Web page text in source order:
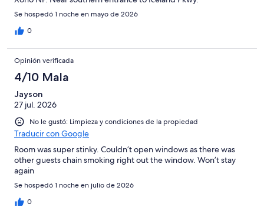
Se hospedó 1 noche en mayo de 2026
0
Opinión verificada
4/10 Mala
Jayson
27 jul. 2026
No le gustó: Limpieza y condiciones de la propiedad
Traducir con Google
Room was super stinky. Couldn’t open windows as there was
other guests chain smoking right out the window. Won’t stay
again
Se hospedó 1 noche en julio de 2026
0